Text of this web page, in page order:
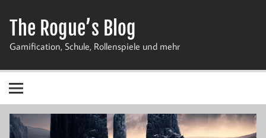
springen
The Rogue’s Blog
Gamification, Schule, Rollenspiele und mehr